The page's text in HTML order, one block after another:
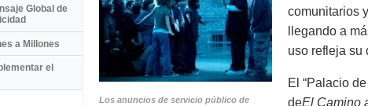
Los anuncios de servicio público de
comunitarios
llegando a
uso refleja su
El “Palacio
deEl Camino
Global de
a Millones
el